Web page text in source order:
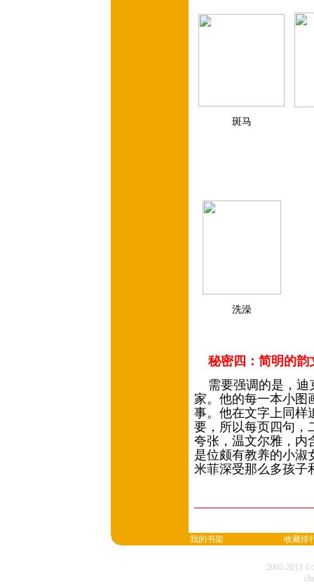
斑马
洗澡
秘密四：简明的韵
需要强调的是，迪
家。他的每一本小图
事。他在文字上同样
要，所以每页四句，
夸张，温文尔雅，内
是位颇有教养的小淑
米菲深受那么多孩子
我的书架 收藏排
2002-2013